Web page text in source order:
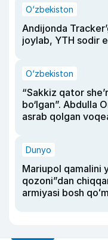
O‘zbekiston
Andijonda
joylab, YTH sodir
O‘zbekiston
“Sakkiz qator
bo‘lgan”. Abdulla
asrab qolgan
Dunyo
Mariupol qamalini
qozoni”dan
armiyasi bosh